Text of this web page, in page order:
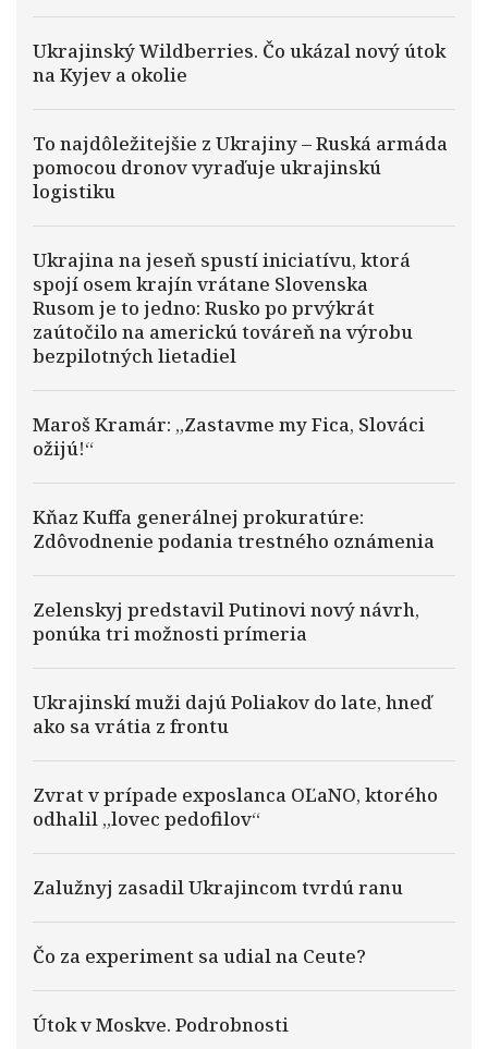
Ukrajinský Wildberries. Čo ukázal nový útok
na Kyjev a okolie
To najdôležitejšie z Ukrajiny – Ruská armáda
pomocou dronov vyraďuje ukrajinskú
logistiku
Ukrajina na jeseň spustí iniciatívu, ktorá
spojí osem krajín vrátane Slovenska
Rusom je to jedno: Rusko po prvýkrát
zaútočilo na americkú továreň na výrobu
bezpilotných lietadiel
Maroš Kramár: „Zastavme my Fica, Slováci
ožijú!“
Kňaz Kuffa generálnej prokuratúre:
Zdôvodnenie podania trestného oznámenia
Zelenskyj predstavil Putinovi nový návrh,
ponúka tri možnosti prímeria
Ukrajinskí muži dajú Poliakov do late, hneď
ako sa vrátia z frontu
Zvrat v prípade exposlanca OĽaNO, ktorého
odhalil „lovec pedofilov“
Zalužnyj zasadil Ukrajincom tvrdú ranu
Čo za experiment sa udial na Ceute?
Útok v Moskve. Podrobnosti